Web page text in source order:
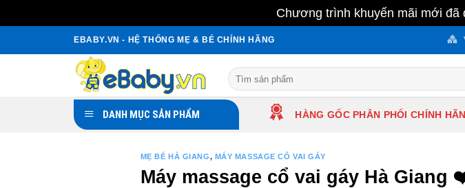
Chương trình khuyến mãi mới
EBABY.VN - HỆ THỐNG MẸ & BÉ CHÍNH HÃNG
Search
for:
DANH MỤC SẢN PHẨM HÀNG GỐC PHÂN PHỐI CHÍNH
MẸ BÉ HÀ GIANG, MÁY MASSAGE CỔ VAI GÁY
Máy massage cổ vai gáy Hà